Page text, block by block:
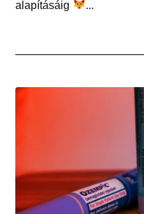
alapításáig
...